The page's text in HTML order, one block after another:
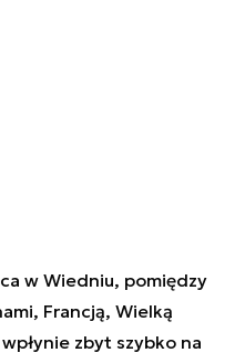
w Wiedniu, pomiędzy
Francją, Wielką
zbyt szybko na